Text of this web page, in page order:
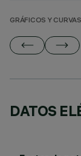
GRÁFICOS Y
DATOS